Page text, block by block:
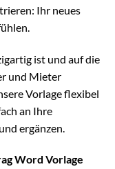
Ihr neues
ist und auf die
und Mieter
Vorlage flexibel
an Ihre
ergänzen.
Word Vorlage